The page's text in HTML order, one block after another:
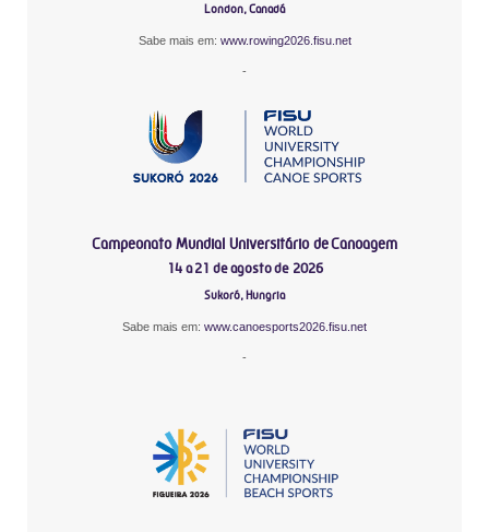
London, Canadá
Sabe mais em: www.rowing2026.fisu.net
-
Campeonato Mundial Universitário de Canoagem
14 a 21 de agosto de 2026
Sukoró, Hungria
Sabe mais em: www.canoesports2026.fisu.net
-